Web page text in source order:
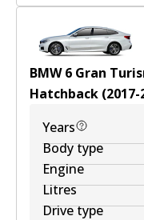
BMW 6 Gran
Hatchback (2017-
Years
Body type
Engine
Litres
Drive type